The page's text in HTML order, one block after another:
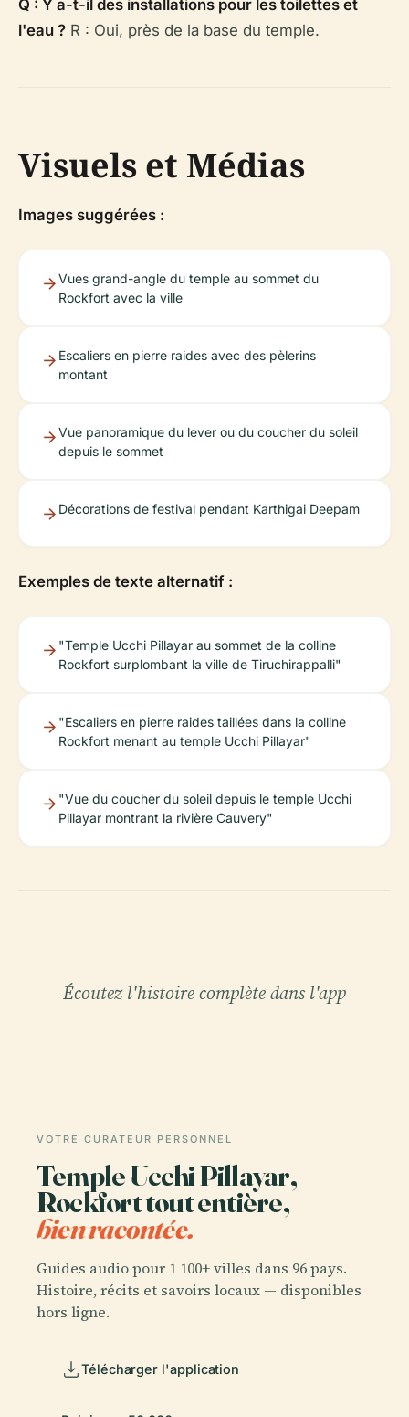
Q : Y a-t-il des installations pour les toilettes et
l'eau ? R : Oui, près de la base du temple.
Visuels et Médias
Images suggérées :
Vues grand-angle du temple au sommet du
Rockfort avec la ville
Escaliers en pierre raides avec des pèlerins
montant
Vue panoramique du lever ou du coucher du soleil
depuis le sommet
Décorations de festival pendant Karthigai Deepam
Exemples de texte alternatif :
"Temple Ucchi Pillayar au sommet de la colline
Rockfort surplombant la ville de Tiruchirappalli"
"Escaliers en pierre raides taillées dans la colline
Rockfort menant au temple Ucchi Pillayar"
"Vue du coucher du soleil depuis le temple Ucchi
Pillayar montrant la rivière Cauvery"
Écoutez l'histoire complète dans l'app
VOTRE CURATEUR PERSONNEL
Temple Ucchi Pillayar,
Rockfort tout entière,
bien racontée.
Guides audio pour 1 100+ villes dans 96 pays.
Histoire, récits et savoirs locaux — disponibles
hors ligne.
Télécharger l'application